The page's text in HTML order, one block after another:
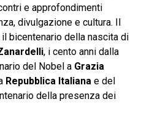
e approfondimenti
divulgazione e cultura. Il
bicentenario della nascita di
, i cento anni dalla
del Nobel a Grazia
Repubblica Italianae del
della presenza dei